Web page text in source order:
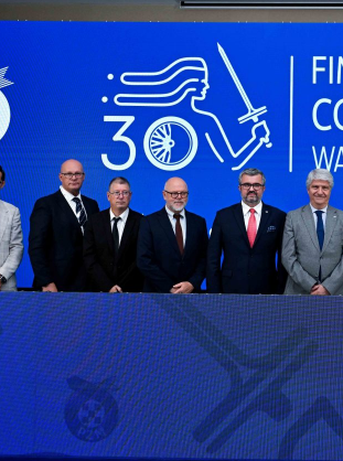
Nasce "The Women Behind
Every Race -Edition 1.0": un
progetto per avvicinare le
future professioniste al mondo
del motociclismo
5 Agosto 2026